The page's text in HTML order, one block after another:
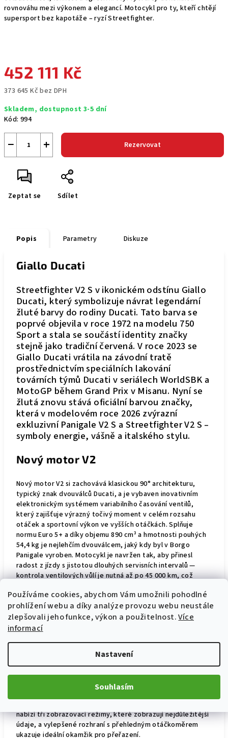
Používáme cookies, abychom Vám umožnili pohodlné
prohlížení webu a díky analýze provozu webu neustále
zlepšovali jeho funkce, výkon a použitelnost.Více
informací
Nastavení
Souhlasím
rovnováhu mezi výkonem a elegancí. Motocykl pro ty, kteří chtějí
supersport bez kapotáže – ryzí Streetfighter.
452 111 Kč
373 645 Kč bez DPH
cena:
Skladem, dostupnost 3-5 dní
Kód: 994
+
− Rezervovat
Zeptat se Sdílet
Popis Parametry Diskuze
Giallo Ducati
Streetfighter V2 S v ikonickém odstínu Giallo
Ducati, který symbolizuje návrat legendární
žluté barvy do rodiny Ducati. Tato barva se
poprvé objevila v roce 1972 na modelu 750
Sport a stala se součástí identity značky
stejně jako tradiční červená. V roce 2023 se
Giallo Ducati vrátila na závodní tratě
prostřednictvím speciálních lakování
továrních týmů Ducati v seriálech WorldSBK a
MotoGP během Grand Prix v Misanu. Nyní se
žlutá znovu stává oficiální barvou značky,
která v modelovém roce 2026 zvýrazní
exkluzivní Panigale V2 S a Streetfighter V2 S –
symboly energie, vášně a italského stylu.
Nový motor V2
Nový motor V2 si zachovává klasickou 90° architekturu,
typický znak dvouválců Ducati, a je vybaven inovativním
elektronickým systémem variabilního časování ventilů,
který zajišťuje výrazný točivý moment v celém rozsahu
otáček a sportovní výkon ve vyšších otáčkách. Splňuje
normu Euro 5+ a díky objemu 890 cm³ a hmotnosti pouhých
54,4 kg je nejlehčím dvouválcem, jaký kdy byl v Borgo
Panigale vyroben. Motocykl je navržen tak, aby přinesl
radost z jízdy s jistotou dlouhých servisních intervalů —
kontrola ventilových vůlí je nutná až po 45 000 km, což
Špičková elektronika třídy
supersport
Streetfighter V2 je vybaven šestiosou inerciální jednotkou
IMU, která řídí pokročilý elektronický balíček zahrnující
Cornering ABS, Ducati Traction Control, Ducati Wheelie
Control a Ducati Quick Shift 2.0 – stejný systém používaný u
nabízí tři zobrazovací režimy, které zobrazují nejdůležitější
údaje, a vylepšené rozhraní s přehledným otáčkoměrem
ukazuje ideální okamžik pro přeřazení.